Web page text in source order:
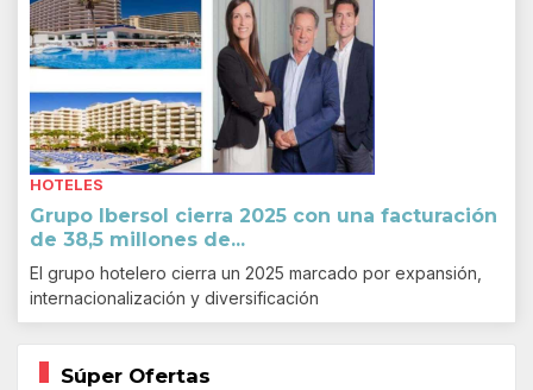
HOTELES
Grupo Ibersol cierra 2025 con una facturación
de 38,5 millones de...
El grupo hotelero cierra un 2025 marcado por expansión,
internacionalización y diversificación
Súper Ofertas